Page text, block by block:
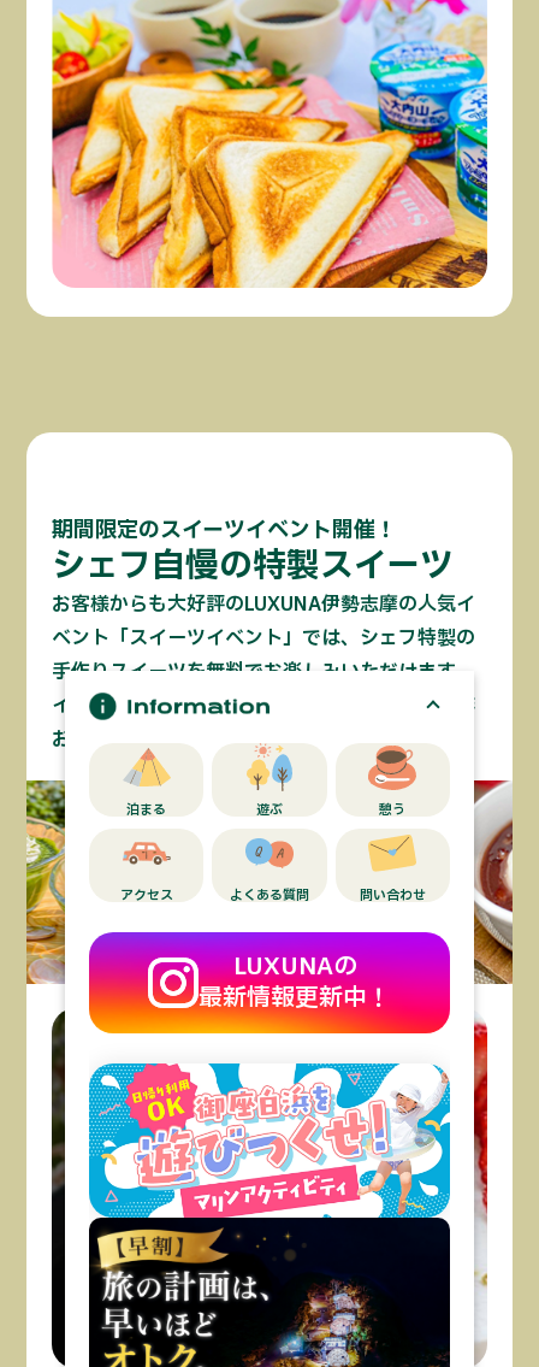
泊まる 遊ぶ 憩う
アクセス よくある質問 問い合わせ
LUXUNAの
最新情報更新中！
期間限定のスイーツイベント開催！
シェフ自慢の特製スイーツ
お客様からも大好評のLUXUNA伊勢志摩の人気イ
ベント「スイーツイベント」では、シェフ特製の
手作りスイーツを無料でお楽しみいただけます。
イベントごとに変わるさまざまなスイーツを是非
お召し上がりください。
大切な日のお祝いに。
アニバーサリーケーキ
お祝いには欠かせないアニバーサリーケーキ
ご用意しています。
ご希望のお客様はお問い合わせください。
ご注文はこちら
Web予約はこちら
コンセプト客室案内アクティビティ施設サービス
周辺観光施設情報